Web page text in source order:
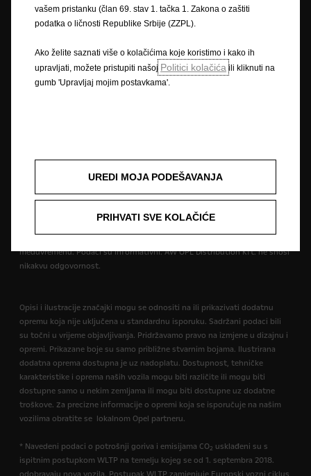
Zaštitni znak i autorska prava
Impressum
Novi podaci o potrošnji goriva
Pravna obavijest
Recikliranje
Opel u svijetu
Izjave o sukladnosti
Kontaktirajte nas
Cijene su iskazane prema prodajnom tečaju kod Centralne banke BIH od
1,95583 KM za 1 EUR prema tečajnoj listi objavljenoj na dan 15.8.2008.
Cjenik je informativan. Konačna cijena se obračunava prema prodajnom
međuvremenu. Podaci su informativni. AW OPL Distribution Kft. ne snosi
nikakvu odgovornost.
Opisi i ilustracije značajki mogu se odnositi na ili prikazivati dodatnu
opremu koja nije uključena u standardnu isporuku. Sadržani podaci bili
su točni u vrijeme objavljivanja. Pridržavamo pravo na izmjene u dizajnu i
opremi. Prikazane boje su samo približne stvarnim bojama. Ilustrirana
dodatna oprema dostupna je uz nadoplatu. Dostupnost, tehničke
karakteristike i oprema naših vozila mogu biti različite ili mogu biti
dostupne samo u nekim zemljama ili mogu biti dostupne uz dodatne
troškove. Za precizne informacije o opremi koja se isporučuje na našim
vozilima obratite se lokalnom Opel partneru.
* Navedeni podaci o potrošnji goriva i emisijama CO2 usklađeni su s
ispitnim postupkom WLTP na temelju kojeg se od 1. septembra 2018.
vašem pristanku (član 69. stav 1. tačka 1. Zakona o zaštiti
podatka o ličnosti Republike Srbije (ZZPL).
Ako želite saznati više o kolačićima koje koristimo i kako ih
upravljati, možete pristupiti našoj Politici kolačića ili kliknuti na
gumb 'Upravljaj mojim postavkama'.
UREDI MOJA PODEŠAVANJA
PRIHVATI SVE KOLAČIĆE